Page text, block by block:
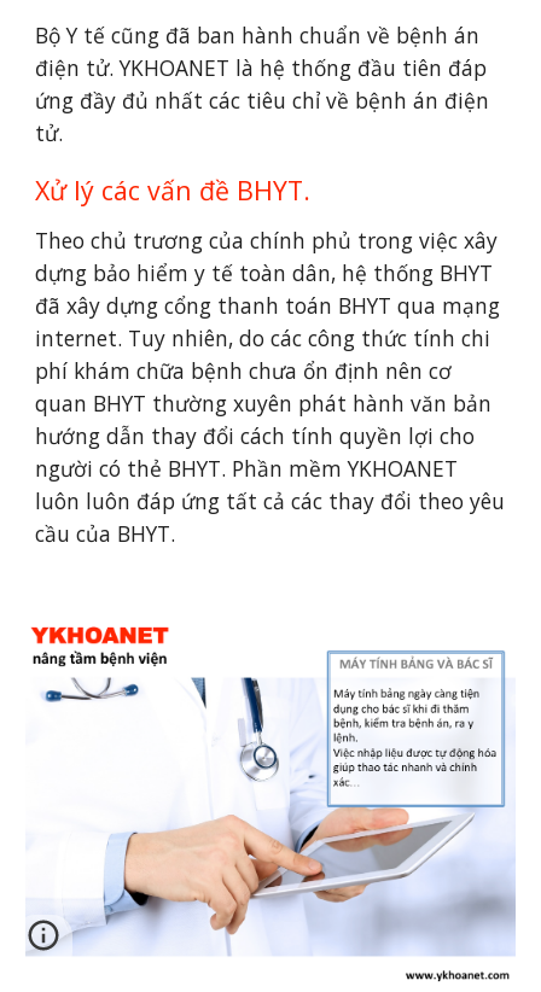
Bộ Y tế cũng đã ban hành chuẩn về bệnh án
điện tử. YKHOANET là hệ thống đầu tiên đáp
ứng đầy đủ nhất các tiêu chỉ về bệnh án điện
tử.
Xử lý các vấn đề BHYT.
Theo chủ trương của chính phủ trong việc xây
dựng bảo hiểm y tế toàn dân, hệ thống BHYT
đã xây dựng cổng thanh toán BHYT qua mạng
internet. Tuy nhiên, do các công thức tính chi
phí khám chữa bệnh chưa ổn định nên cơ
quan BHYT thường xuyên phát hành văn bản
hướng dẫn thay đổi cách tính quyền lợi cho
người có thẻ BHYT. Phần mềm YKHOANET
luôn luôn đáp ứng tất cả các thay đổi theo yêu
cầu của BHYT.